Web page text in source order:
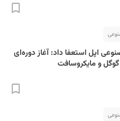
اپل استعفا داد: آغاز دوره‌ای
گوگل و مایکروسافت